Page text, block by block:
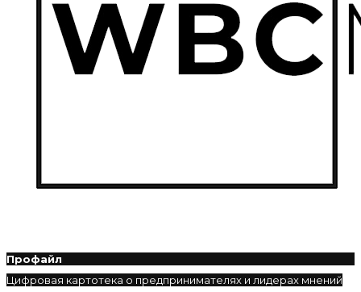
Профайл
Цифровая картотека о предпринимателях и лидерах мнений